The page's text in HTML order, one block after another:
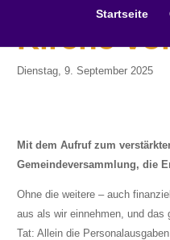
Startseite
Kirche
Dienstag, 9. September 2025
Mit dem Aufruf zum
Gemeindeversammlung, die
Ohne die weitere – auch
aus als wir einnehmen, und
Tat: Allein die